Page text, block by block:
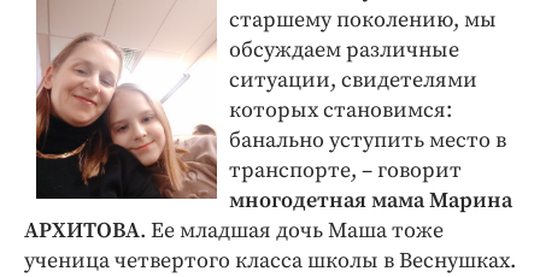
старшему поколению, мы
обсуждаем различные
ситуации, свидетелями
которых становимся:
банально уступить место в
транспорте, – говорит
многодетная мама Марина
АРХИТОВА. Ее младшая дочь Маша тоже
ученица четвертого класса школы в Веснушках.